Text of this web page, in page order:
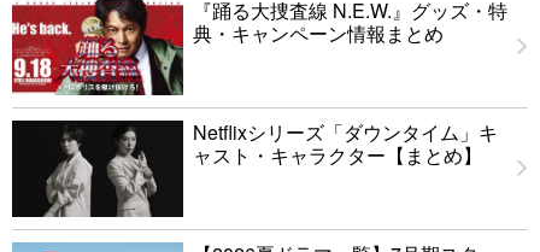
『踊る大捜査線 N.E.W.』グッズ・特
典・キャンペーン情報まとめ
Netflixシリーズ「ダウンタイム」キ
ャスト・キャラクター【まとめ】